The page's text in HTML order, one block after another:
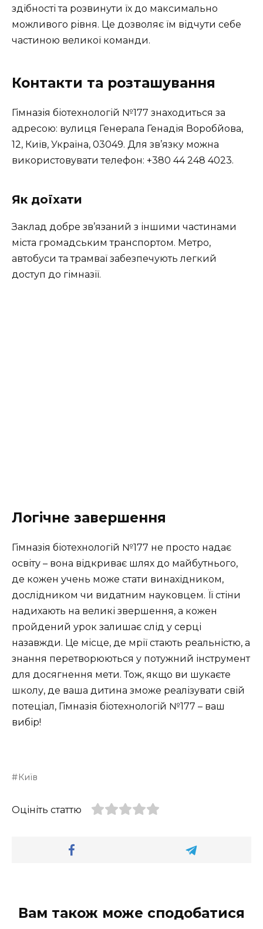
здібності та розвинути їх до максимально
можливого рівня. Це дозволяє їм відчути себе
частиною великої команди.
Контакти та розташування
Гімназія біотехнологій №177 знаходиться за
адресою: вулиця Генерала Генадія Воробйова,
12, Київ, Україна, 03049. Для зв’язку можна
використовувати телефон: +380 44 248 4023.
Як доїхати
Заклад добре зв’язаний з іншими частинами
міста громадським транспортом. Метро,
автобуси та трамваї забезпечують легкий
доступ до гімназії.
Логічне завершення
Гімназія біотехнологій №177 не просто надає
освіту – вона відкриває шлях до майбутнього,
де кожен учень може стати винахідником,
дослідником чи видатним науковцем. Її стіни
надихають на великі звершення, а кожен
пройдений урок залишає слід у серці
назавжди. Це місце, де мрії стають реальністю, а
знання перетворюються у потужний інструмент
для досягнення мети. Тож, якщо ви шукаєте
школу, де ваша дитина зможе реалізувати свій
потеціал, Гімназія біотехнологій №177 – ваш
вибір!
Київ
Оцініть статтю
Вам також може сподобатися